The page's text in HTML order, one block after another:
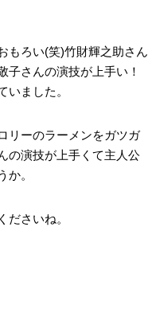
もろい(笑)竹財輝之助さん
子さんの演技が上手い！
ました。
リーのラーメンをガツガ
の演技が上手くて主人公
。
ださいね。